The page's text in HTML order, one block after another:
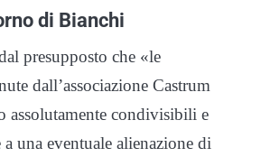
di Bianchi
presupposto che «le
dall’associazione Castrum
assolutamente condivisibili e
una eventuale alienazione di